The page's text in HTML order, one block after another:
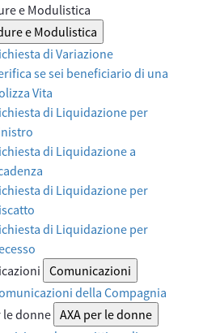
e Modulistica
e Modulistica
di Variazione
se sei beneficiario di una
Vita
di Liquidazione per
di Liquidazione a
di Liquidazione per
di Liquidazione per
Comunicazioni
della Compagnia
le donne AXA per le donne